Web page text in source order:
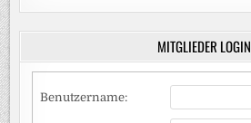
MITGLIEDER LOGIN
Benutzername: